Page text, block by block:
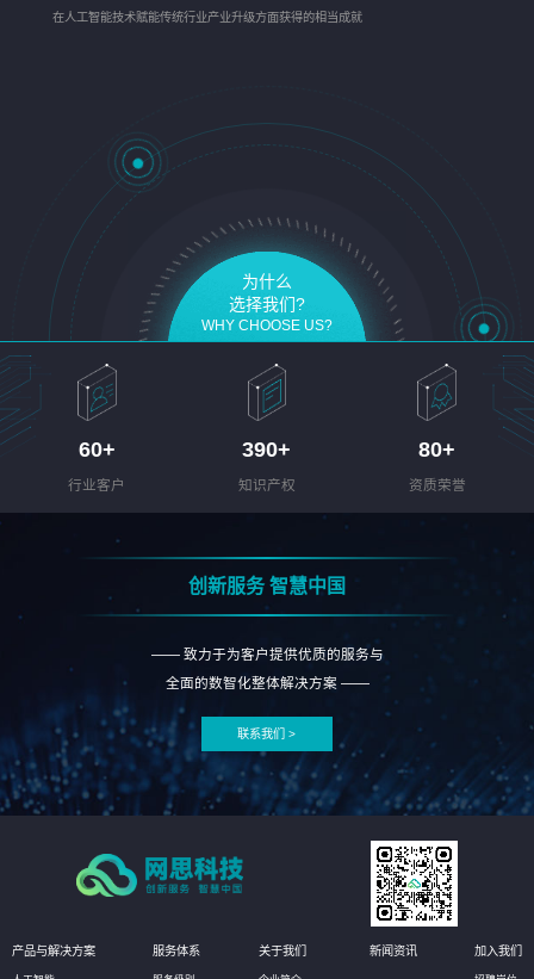
在人工智能技术赋能传统行业产业升级方面获得的相当成就
为什么
选择我们?
WHY CHOOSE US?
60+
行业客户
390+
知识产权
80+
资质荣誉
创新服务 智慧中国
—— 致力于为客户提供优质的服务与
全面的数智化整体解决方案 ——
联系我们 >
产品与解决方案 服务体系 关于我们 新闻资讯 加入我们